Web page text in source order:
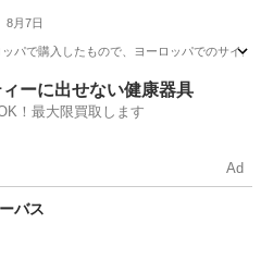
8月7日
パで購入したもので、ヨーロッパでのサイ
ッズ用品 上履き
ィーに出せない健康器具
！最大限買取します
Ad
バス